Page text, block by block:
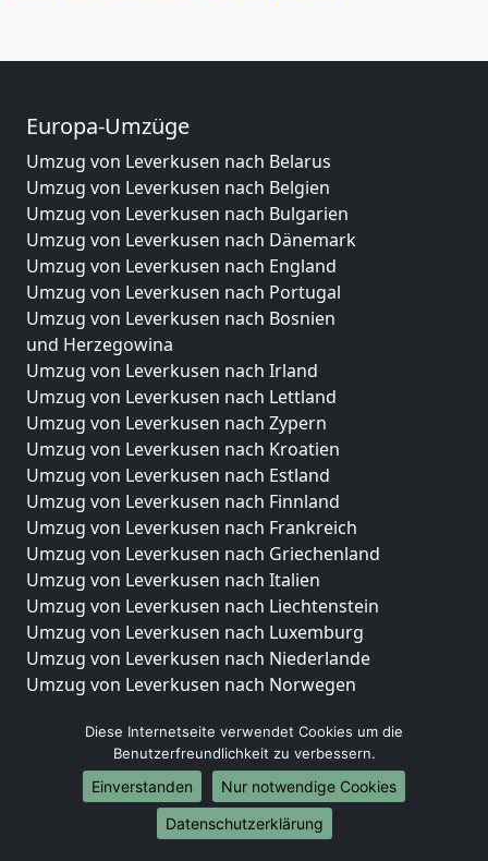
Europa-Umzüge
Umzug von Leverkusen nach Belarus
Umzug von Leverkusen nach Belgien
Umzug von Leverkusen nach Bulgarien
Umzug von Leverkusen nach Dänemark
Umzug von Leverkusen nach England
Umzug von Leverkusen nach Portugal
Umzug von Leverkusen nach Bosnien
und Herzegowina
Umzug von Leverkusen nach Irland
Umzug von Leverkusen nach Lettland
Umzug von Leverkusen nach Zypern
Umzug von Leverkusen nach Kroatien
Umzug von Leverkusen nach Estland
Umzug von Leverkusen nach Finnland
Umzug von Leverkusen nach Frankreich
Umzug von Leverkusen nach Griechenland
Umzug von Leverkusen nach Italien
Umzug von Leverkusen nach Liechtenstein
Umzug von Leverkusen nach Luxemburg
Umzug von Leverkusen nach Niederlande
Umzug von Leverkusen nach Norwegen
Umzüge-Deutschlandweit
Umzug von Leverkusen nach Berlin
Umzug von Leverkusen nach Hamburg
Umzug von Leverkusen nach München
Umzug von Leverkusen nach Köln
Diese Internetseite verwendet Cookies um die
Benutzerfreundlichkeit zu verbessern.
Einverstanden
Nur notwendige Cookies
Datenschutzerklärung